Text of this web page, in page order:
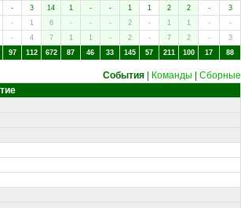
- 3 14 1 - - 1 1 2 2 -
3
- 1 6 - - - 2 - 1 1 -
-
- 4 7 1 1 - 2 - 7 2 -
3
97 112 672 87 46 33 145 57 211 100 17 88
События Команды Сборные